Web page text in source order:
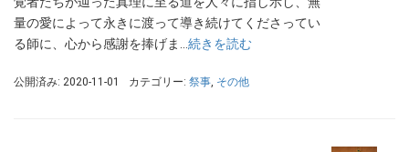
量の愛によって永きに渡って導き続けてくださってい
る師に、心から感謝を捧げま… 続きを読む
公開済み: 2020-11-01 カテゴリー: 祭事, その他